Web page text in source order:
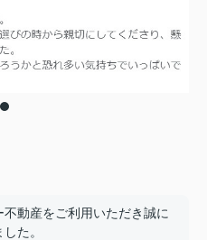
不動産をご利用いただき誠に
た。